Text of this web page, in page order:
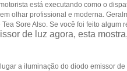
está executando como o
olhar profissional e moderna.
Tea Sore Also. Se você foi feito
de luz agora, esta
a iluminação do diodo emissor